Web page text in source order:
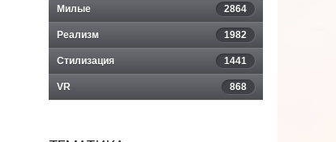
Милые 2864
Реализм 1982
Стилизация 1441
VR 868